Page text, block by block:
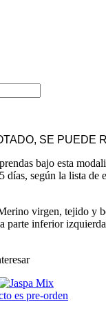
SE PUEDE
bajo esta
días, según la lista de
virgen, tejido y
parte inferior